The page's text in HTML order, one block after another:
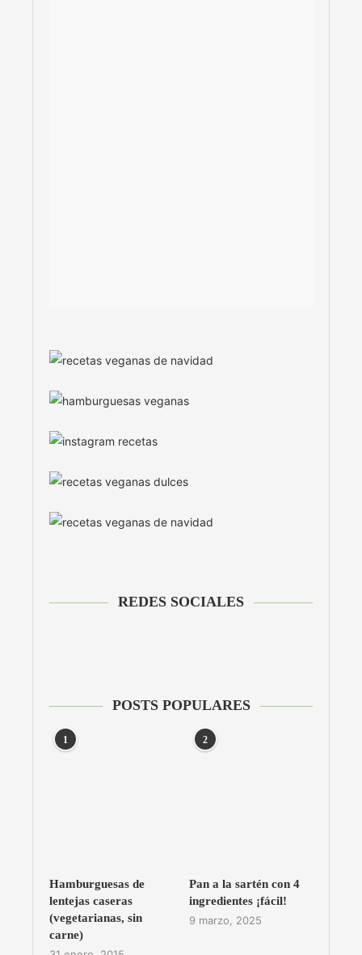
REDES SOCIALES
POSTS POPULARES
1
Hamburguesas de
lentejas caseras
(vegetarianas, sin
carne)
2
Pan a la sartén con 4
ingredientes ¡fácil!
9 marzo, 2025